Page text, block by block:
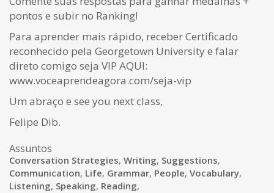
pontos e subir no Ranking!
Para aprender mais rápido, receber Certificado
reconhecido pela Georgetown University e falar
direto comigo seja VIP AQUI:
www.voceaprendeagora.com/seja-vip
Um abraço e see you next class,
Felipe Dib.
Assuntos
Conversation Strategies, Writing, Suggestions,
Communication, Life, Grammar, People, Vocabulary,
Listening, Speaking, Reading,